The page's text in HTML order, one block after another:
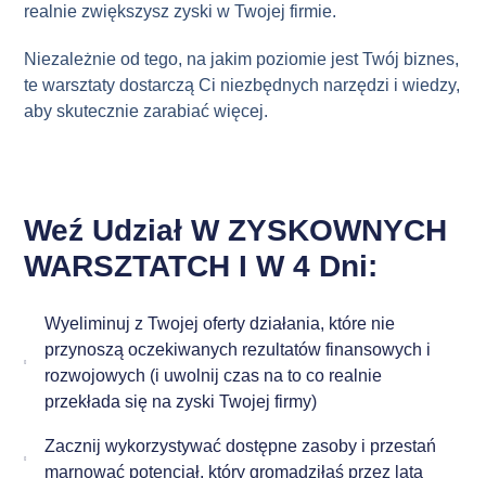
realnie zwiększysz zyski w Twojej firmie.
Niezależnie od tego, na jakim poziomie jest Twój biznes,
te warsztaty dostarczą Ci niezbędnych narzędzi i wiedzy,
aby skutecznie zarabiać więcej.
Weź Udział W ZYSKOWNYCH
WARSZTATCH I W 4 Dni:
Wyeliminuj z Twojej oferty działania, które nie
przynoszą oczekiwanych rezultatów finansowych i
rozwojowych (i uwolnij czas na to co realnie
przekłada się na zyski Twojej firmy)
Zacznij wykorzystywać dostępne zasoby i przestań
marnować potencjał, który gromadziłaś przez lata